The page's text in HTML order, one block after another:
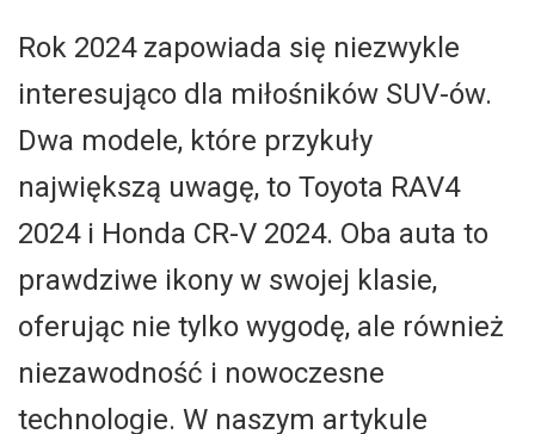
Rok 2024 zapowiada się niezwykle
interesująco dla miłośników SUV-ów.
Dwa modele, które przykuły
największą uwagę, to Toyota RAV4
2024 i Honda CR-V 2024. Oba auta to
prawdziwe ikony w swojej klasie,
oferując nie tylko wygodę, ale również
niezawodność i nowoczesne
technologie. W naszym artykule